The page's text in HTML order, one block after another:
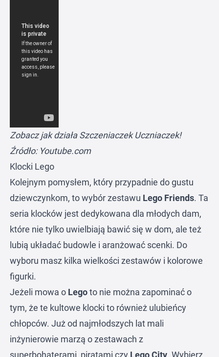
Zobacz jak działa Szczeniaczek Uczniaczek!
Źródło: Youtube.com
Klocki Lego
Kolejnym pomysłem, który przypadnie do gustu
dziewczynkom, to wybór zestawu Lego Friends. Ta
seria klocków jest dedykowana dla młodych dam,
które nie tylko uwielbiają bawić się w dom, ale też
lubią układać budowle i aranżować scenki. Do
wyboru masz kilka wielkości zestawów i kolorowe
figurki.
Jeżeli mowa o Legoto nie można zapominać o
tym, że te kultowe klocki to również ulubieńcy
chłopców. Już od najmłodszych lat mali
inżynierowie marzą o zestawach z
superbohaterami, piratami czy Lego City . Wybierz